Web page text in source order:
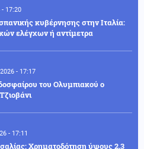
- 17:20
κυβέρνησης στην Ιταλία:
ελέγχων ή αντίμετρα
- 17:17
του Ολυμπιακού ο
- 17:11
Χρηματοδότηση ύψους 2,3